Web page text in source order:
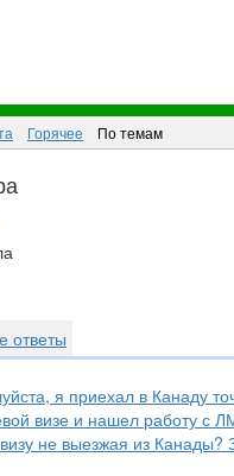
Горячee По темам
ответы
я приехал в Канаду
визе и нашел работу с
не выезжая из Канады?